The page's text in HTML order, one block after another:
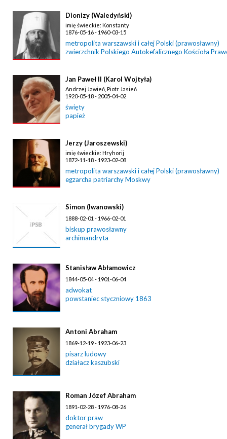
Dionizy (Waledyński)
imię świeckie: Konstanty
1876-05-16 - 1960-03-15
metropolita warszawski i całej Polski (prawosławny)
zwierzchnik Polskiego Autokefalicznego Kościoła
Jan Paweł II (Karol Wojtyła)
Andrzej Jawień, Piotr Jasień
1920-05-18 - 2005-04-02
święty
papież
Jerzy (Jaroszewski)
imię świeckie: Hryhorij
1872-11-18 - 1923-02-08
metropolita warszawski i całej Polski (prawosławny)
egzarcha patriarchy Moskwy
Simon (Iwanowski)
1888-02-01 - 1966-02-01
biskup prawosławny
archimandryta
Stanisław Abłamowicz
1844-05-04 - 1901-06-04
adwokat
powstaniec styczniowy 1863
Antoni Abraham
1869-12-19 - 1923-06-23
pisarz ludowy
działacz kaszubski
Roman Józef Abraham
1891-02-28 - 1976-08-26
doktor praw
generał brygady WP